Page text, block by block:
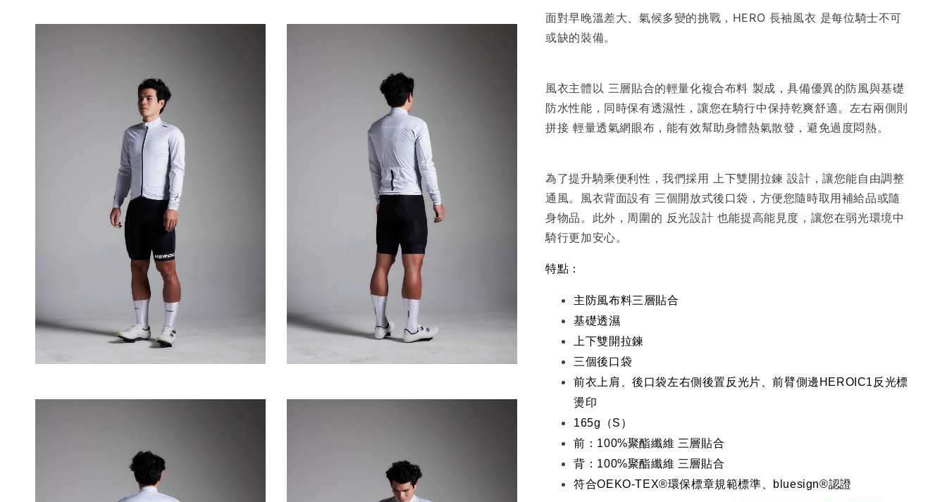
面對早晚溫差大、氣候多變的挑戰，HERO 長袖風衣 是每位騎士不可
或缺的裝備。
風衣主體以 三層貼合的輕量化複合布料 製成，具備優異的防風與基礎
防水性能，同時保有透濕性，讓您在騎行中保持乾爽舒適。左右兩側則
拼接 輕量透氣網眼布，能有效幫助身體熱氣散發，避免過度悶熱。
為了提升騎乘便利性，我們採用 上下雙開拉鍊 設計，讓您能自由調整
通風。風衣背面設有 三個開放式後口袋，方便您隨時取用補給品或隨
身物品。此外，周圍的 反光設計 也能提高能見度，讓您在弱光環境中
騎行更加安心。
特點：
主防風布料三層貼合
基礎透濕
上下雙開拉鍊
三個後口袋
前衣上肩、後口袋左右側後置反光片、前臂側邊HEROIC1反光標
燙印
165g（S）
前：100%聚酯纖維 三層貼合
背：100%聚酯纖維 三層貼合
符合OEKO-TEX®環保標章規範標準、bluesign®認證